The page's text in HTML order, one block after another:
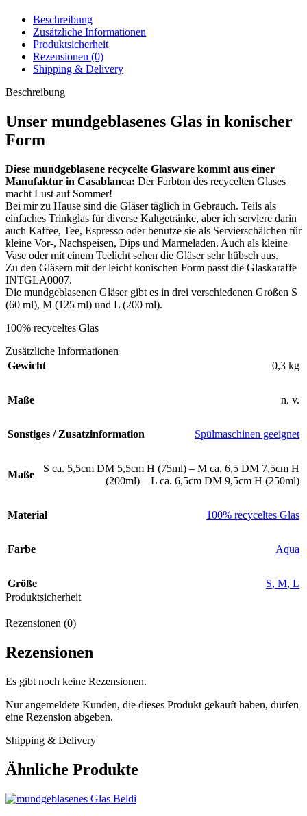
Beschreibung
Zusätzliche Informationen
Produktsicherheit
Rezensionen (0)
Shipping & Delivery
Beschreibung
Unser mundgeblasenes Glas in konischer
Form
Diese mundgeblasene recycelte Glasware kommt aus einer
Manufaktur in Casablanca: Der Farbton des recycelten Glases
macht Lust auf Sommer!
Bei mir zu Hause sind die Gläser täglich in Gebrauch. Teils als
einfaches Trinkglas für diverse Kaltgetränke, aber ich serviere darin
auch Kaffee, Tee, Espresso oder benutze sie als Servierschälchen für
kleine Vor-, Nachspeisen, Dips und Marmeladen. Auch als kleine
Vase oder mit einem Teelicht sehen die Gläser sehr hübsch aus.
Zu den Gläsern mit der leicht konischen Form passt die Glaskaraffe
INTGLA0007.
Die mundgeblasenen Gläser gibt es in drei verschiedenen Größen S
(60 ml), M (125 ml) und L (200 ml).
100% recyceltes Glas
Zusätzliche Informationen
Gewicht
0,3 kg
Maße n. v.
Sonstiges / Zusatzinformation Spülmaschinen geeignet
Maße
S ca. 5,5cm DM 5,5cm H (75ml) – M ca. 6,5 DM 7,5cm H
(200ml) – L ca. 6,5cm DM 9,5cm H (250ml)
Material 100% recyceltes Glas
Farbe Aqua
Größe S, M, L
Produktsicherheit
Rezensionen (0)
Rezensionen
Es gibt noch keine Rezensionen.
Nur angemeldete Kunden, die dieses Produkt gekauft haben, dürfen
eine Rezension abgeben.
Shipping & Delivery
Ähnliche Produkte